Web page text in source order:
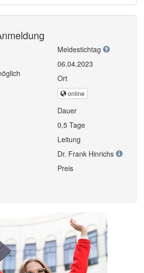
Meldestichtag
06.04.2023
Ort
online
Dauer
0,5 Tage
Leitung
Dr. Frank Hinrichs
Preis